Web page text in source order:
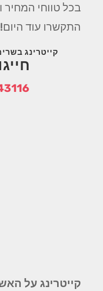
התקשרו עוד היום!
קייטרינג
קייטרינג על